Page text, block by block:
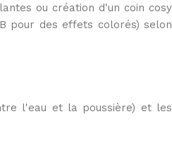
ou création d'un coin cosy
pour des effets colorés) selon
l'eau et la poussière) et les